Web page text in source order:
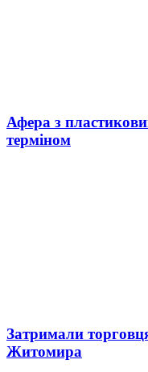
Афера з
терміном
Затримали
Житомира